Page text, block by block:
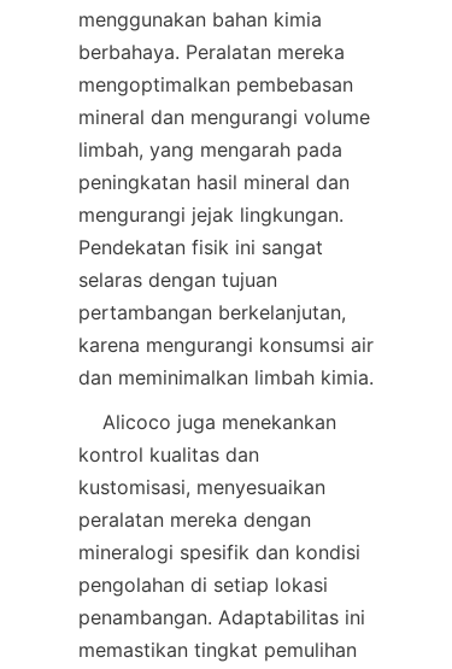
menggunakan bahan kimia
berbahaya. Peralatan mereka
mengoptimalkan pembebasan
mineral dan mengurangi volume
limbah, yang mengarah pada
peningkatan hasil mineral dan
mengurangi jejak lingkungan.
Pendekatan fisik ini sangat
selaras dengan tujuan
pertambangan berkelanjutan,
karena mengurangi konsumsi air
kontrol kualitas dan
kustomisasi, menyesuaikan
peralatan mereka dengan
mineralogi spesifik dan kondisi
pengolahan di setiap lokasi
penambangan. Adaptabilitas ini
memastikan tingkat pemulihan